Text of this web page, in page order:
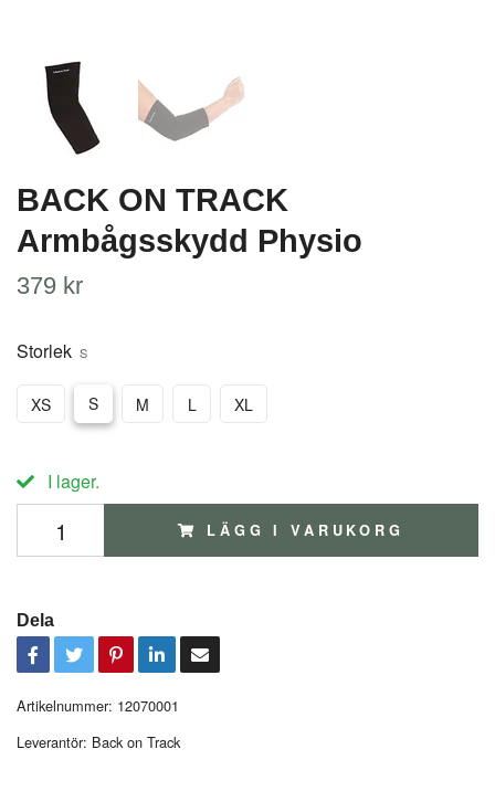
BACK ON TRACK
Armbågsskydd Physio
379 kr
Storlek S
XS S M L XL
I lager.
LÄGG I VARUKORG
Dela
Artikelnummer: 12070001
Leverantör: Back on Track